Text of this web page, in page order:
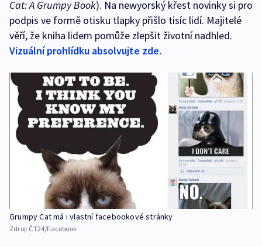
Cat: A Grumpy Book). Na newyorský křest novinky si pro
podpis ve formě otisku tlapky přišlo tisíc lidí. Majitelé
věří, že kniha lidem pomůže zlepšit životní nadhled.
Vizuální prohlídku absolvujte zde.
Grumpy Cat má i vlastní facebookové stránky
Zdroj: ČT24/Facebook